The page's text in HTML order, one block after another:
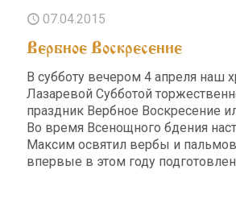
07.04.2015
Вербное Воскресение
В субботу вечером 4 апреля наш
Лазаревой Субботой
праздник Вербное Воскресение
Во время Всенощного бдения
Максим освятил вербы и
впервые в этом году